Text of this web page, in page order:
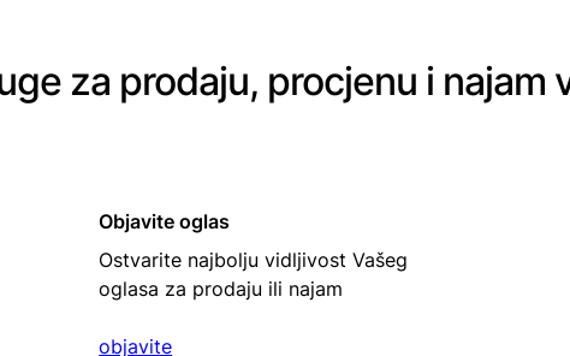
za prodaju, procjenu i najam
Objavite oglas
Ostvarite najbolju vidljivost Vašeg
oglasa za prodaju ili najam
objavite